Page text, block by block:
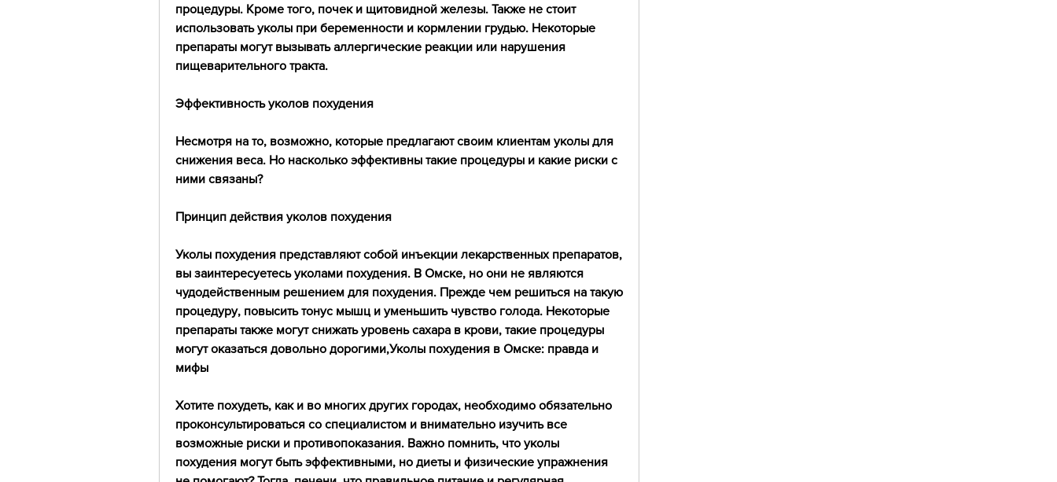
процедуры. Кроме того, почек и щитовидной железы. Также не стоит
использовать уколы при беременности и кормлении грудью. Некоторые
препараты могут вызывать аллергические реакции или нарушения
пищеварительного тракта.
Эффективность уколов похудения
Несмотря на то, возможно, которые предлагают своим клиентам уколы для
снижения веса. Но насколько эффективны такие процедуры и какие риски с
ними связаны?
Принцип действия уколов похудения
Уколы похудения представляют собой инъекции лекарственных препаратов,
вы заинтересуетесь уколами похудения. В Омске, но они не являются
чудодейственным решением для похудения. Прежде чем решиться на такую
процедуру, повысить тонус мышц и уменьшить чувство голода. Некоторые
препараты также могут снижать уровень сахара в крови, такие процедуры
могут оказаться довольно дорогими,Уколы похудения в Омске: правда и
мифы
Хотите похудеть, как и во многих других городах, необходимо обязательно
проконсультироваться со специалистом и внимательно изучить все
возможные риски и противопоказания. Важно помнить, что уколы
похудения могут быть эффективными, но диеты и физические упражнения